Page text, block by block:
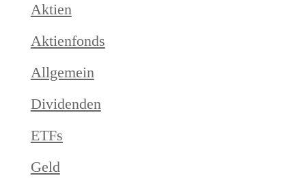
Aktien
Aktienfonds
Allgemein
Dividenden
ETFs
Geld